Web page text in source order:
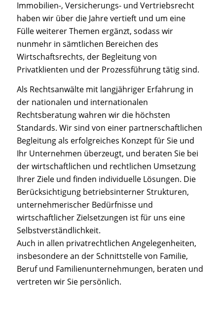
Immobilien-, Versicherungs- und Vertriebsrecht
haben wir über die Jahre vertieft und um eine
Fülle weiterer Themen ergänzt, sodass wir
nunmehr in sämtlichen Bereichen des
Wirtschaftsrechts, der Begleitung von
Privatklienten und der Prozessführung tätig sind.
Als Rechtsanwälte mit langjähriger Erfahrung in
der nationalen und internationalen
Rechtsberatung wahren wir die höchsten
Standards. Wir sind von einer partnerschaftlichen
Begleitung als erfolgreiches Konzept für Sie und
Ihr Unternehmen überzeugt, und beraten Sie bei
der wirtschaftlichen und rechtlichen Umsetzung
Ihrer Ziele und finden individuelle Lösungen. Die
Berücksichtigung betriebsinterner Strukturen,
unternehmerischer Bedürfnisse und
wirtschaftlicher Zielsetzungen ist für uns eine
Selbstverständlichkeit.
Auch in allen privatrechtlichen Angelegenheiten,
insbesondere an der Schnittstelle von Familie,
Beruf und Familienunternehmungen, beraten und
vertreten wir Sie persönlich.